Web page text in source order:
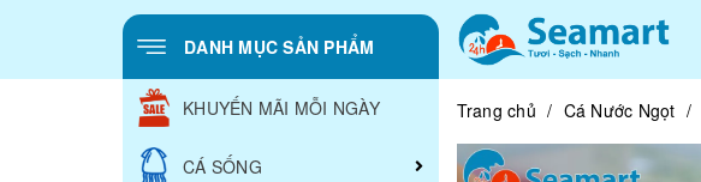
DANH MỤC SẢN PHẨM
KHUYẾN MÃI MỖI NGÀY
CÁ SỐNG
Trang chủ / Cá Nước Ngọt /